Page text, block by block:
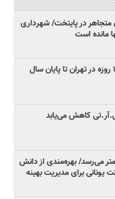
در پایتخت/ شهرداری
مانده است
تا پایان سال به ۱۰۰ کیلومتر می‌رسد/ بهره‌مندی از دانش
برای مدیریت بهینه